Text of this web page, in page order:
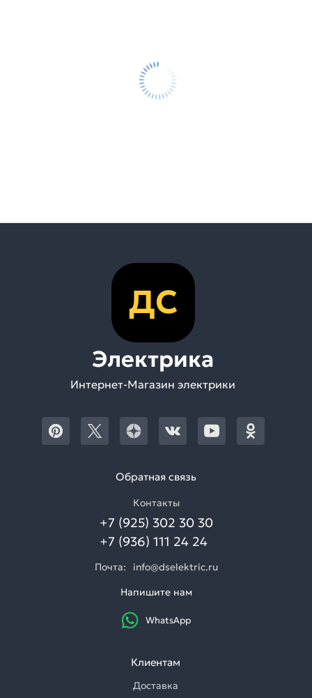
ДС
Электрика
Интернет-Магазин электрики
Обратная связь
Контакты
+7 (925) 302 30 30
+7 (936) 111 24 24
Почта:
info@dselektric.ru
Напишите нам
WhatsApp
Клиентам
Доставка